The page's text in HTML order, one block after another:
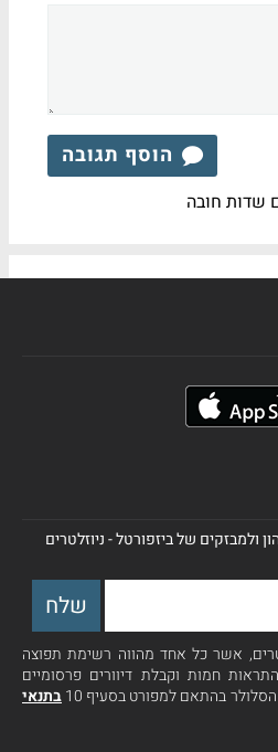
הוסף תגובה
שדות חובה
ולמבזקים של ביזפורטל - ניוזלטרים
אשר כל אחד מהווה רשימת תפוצה
חמות וקבלת דיוורים פרסומיים
בהתאם למפורט בסעיף 10
בתנאי